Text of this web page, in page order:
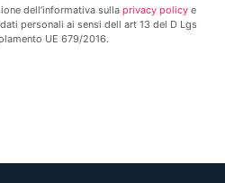
dell’informativa sulla privacy policy e
personali ai sensi dell art 13 del D Lgs
UE 679/2016.